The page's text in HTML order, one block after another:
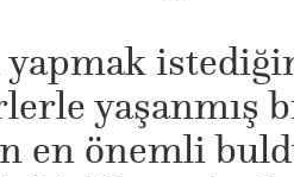
yaşanmış
en önemli